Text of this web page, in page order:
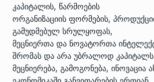
კაპიტალის, წარმოების
ორგანიზაციის ფორმების,
გამუდმებულ სრულყოფას,
მეცნიერთა და ნოვატორთა
შრომას და არა უბრალოდ
მეცნიერება, გამოგონება, ინოვაცია